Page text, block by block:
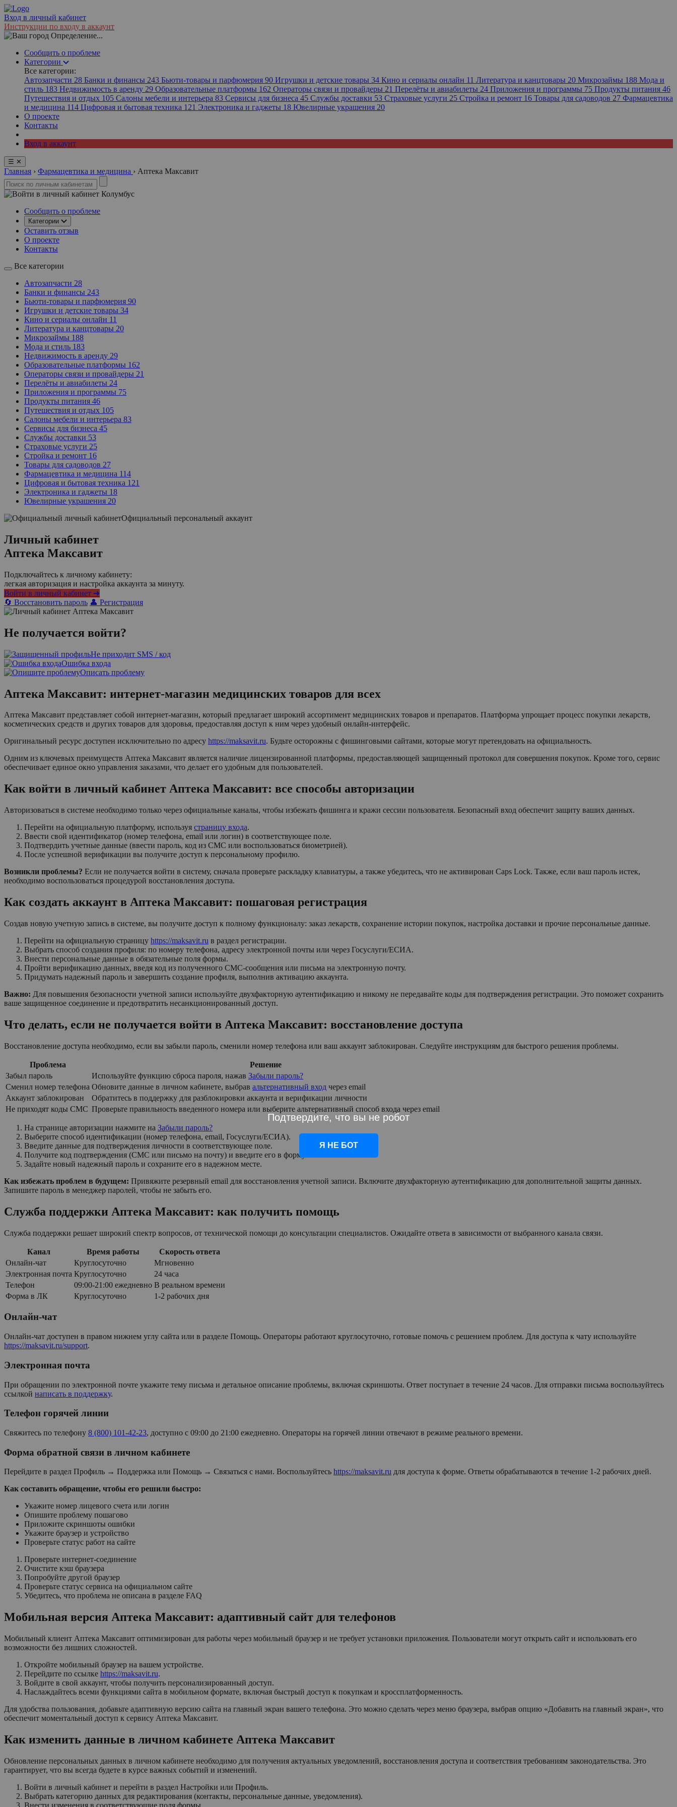
Вход в личный кабинет
Инструкции по входу в аккаунт
Определение...
Сообщить о проблеме
Категории
Все категории:
Автозапчасти 28 Банки и финансы 243 Бьюти-товары и парфюмерия 90 Игрушки и детские товары 34 Кино и сериалы онлайн 11 Литература и канцтовары 20 Микрозаймы 188 Мода и
стиль 183 Недвижимость в аренду 29 Образовательные платформы 162 Операторы связи и провайдеры 21 Перелёты и авиабилеты 24 Приложения и программы 75 Продукты питания 46
Путешествия и отдых 105 Салоны мебели и интерьера 83 Сервисы для бизнеса 45 Службы доставки 53 Страховые услуги 25 Стройка и ремонт 16 Товары для садоводов 27 Фармацевтика
и медицина 114 Цифровая и бытовая техника 121 Электроника и гаджеты 18 Ювелирные украшения 20
О проекте
Контакты
Вход в аккаунт
☰ ✕
Главная › Фармацевтика и медицина › Аптека Максавит
Колумбус
Сообщить о проблеме
Категории
Оставить отзыв
О проекте
Контакты
Все категории
Автозапчасти 28
Банки и финансы 243
Бьюти-товары и парфюмерия 90
Игрушки и детские товары 34
Кино и сериалы онлайн 11
Литература и канцтовары 20
Микрозаймы 188
Мода и стиль 183
Недвижимость в аренду 29
Образовательные платформы 162
Операторы связи и провайдеры 21
Перелёты и авиабилеты 24
Приложения и программы 75
Продукты питания 46
Путешествия и отдых 105
Салоны мебели и интерьера 83
Сервисы для бизнеса 45
Службы доставки 53
Страховые услуги 25
Стройка и ремонт 16
Товары для садоводов 27
Фармацевтика и медицина 114
Цифровая и бытовая техника 121
Электроника и гаджеты 18
Ювелирные украшения 20
Официальный персональный аккаунт
Личный кабинет
Аптека Максавит
Подключайтесь к личному кабинету:
легкая авторизация и настройка аккаунта за минуту.
Войти в личный кабинет ➜
🔄 Восстановить пароль 👤 Регистрация
Не получается войти?
Не приходит SMS / код
Ошибка входа
Описать проблему
Аптека Максавит: интернет-магазин медицинских товаров для всех
Аптека Максавит представляет собой интернет-магазин, который предлагает широкий ассортимент медицинских товаров и препаратов. Платформа упрощает процесс покупки лекарств,
косметических средств и других товаров для здоровья, предоставляя доступ к ним через удобный онлайн-интерфейс.
Оригинальный ресурс доступен исключительно по адресу https://maksavit.ru. Будьте осторожны с фишинговыми сайтами, которые могут претендовать на официальность.
Одним из ключевых преимуществ Аптека Максавит является наличие лицензированной платформы, предоставляющей защищенный протокол для совершения покупок. Кроме того, сервис
обеспечивает единое окно управления заказами, что делает его удобным для пользователей.
Как войти в личный кабинет Аптека Максавит: все способы авторизации
Авторизоваться в системе необходимо только через официальные каналы, чтобы избежать фишинга и кражи сессии пользователя. Безопасный вход обеспечит защиту ваших данных.
Перейти на официальную платформу, используя страницу входа.
Ввести свой идентификатор (номер телефона, email или логин) в соответствующее поле.
Подтвердить учетные данные (ввести пароль, код из СМС или воспользоваться биометрией).
После успешной верификации вы получите доступ к персональному профилю.
Возникли проблемы? Если не получается войти в систему, сначала проверьте раскладку клавиатуры, а также убедитесь, что не активирован Caps Lock. Также, если ваш пароль истек,
необходимо воспользоваться процедурой восстановления доступа.
Как создать аккаунт в Аптека Максавит: пошаговая регистрация
Создав новую учетную запись в системе, вы получите доступ к полному функционалу: заказ лекарств, сохранение истории покупок, настройка доставки и прочие персональные данные.
Перейти на официальную страницу https://maksavit.ru в раздел регистрации.
Выбрать способ создания профиля: по номеру телефона, адресу электронной почты или через Госуслуги/ЕСИА.
Внести персональные данные в обязательные поля формы.
Пройти верификацию данных, введя код из полученного СМС-сообщения или письма на электронную почту.
Придумать надежный пароль и завершить создание профиля, выполнив активацию аккаунта.
Важно: Для повышения безопасности учетной записи используйте двухфакторную аутентификацию и никому не передавайте коды для подтверждения регистрации. Это поможет сохранить
ваше защищенное соединение и предотвратить несанкционированный доступ.
Что делать, если не получается войти в Аптека Максавит: восстановление доступа
Восстановление доступа необходимо, если вы забыли пароль, сменили номер телефона или ваш аккаунт заблокирован. Следуйте инструкциям для быстрого решения проблемы.
Проблема
Решение
Забыл пароль
Используйте функцию сброса пароля, нажав Забыли пароль?
Сменил номер телефона Обновите данные в личном кабинете, выбрав альтернативный вход через email
Аккаунт заблокирован
Обратитесь в поддержку для разблокировки аккаунта и верификации личности
Не приходят коды СМС Проверьте правильность введенного номера или выберите альтернативный способ входа через email
На странице авторизации нажмите на Забыли пароль?
Выберите способ идентификации (номер телефона, email, Госуслуги/ЕСИА).
Введите данные для подтверждения личности в соответствующее поле.
Получите код подтверждения (СМС или письмо на почту) и введите его в форму.
Задайте новый надежный пароль и сохраните его в надежном месте.
Как избежать проблем в будущем: Привяжите резервный email для восстановления учетной записи. Включите двухфакторную аутентификацию для дополнительной защиты данных.
Запишите пароль в менеджер паролей, чтобы не забыть его.
Служба поддержки Аптека Максавит: как получить помощь
Служба поддержки решает широкий спектр вопросов, от технической помощи до консультации специалистов. Ожидайте ответа в зависимости от выбранного канала связи.
Канал Время работы
Скорость ответа
Онлайн-чат
Круглосуточно
Мгновенно
Электронная почта Круглосуточно
24 часа
Телефон
09:00-21:00 ежедневно В реальном времени
Форма в ЛК
Круглосуточно 1-2 рабочих дня
Онлайн-чат
Онлайн-чат доступен в правом нижнем углу сайта или в разделе Помощь. Операторы работают круглосуточно, готовые помочь с решением проблем. Для доступа к чату используйте
https://maksavit.ru/support.
Электронная почта
При обращении по электронной почте укажите тему письма и детальное описание проблемы, включая скриншоты. Ответ поступает в течение 24 часов. Для отправки письма воспользуйтесь
ссылкой написать в поддержку.
Телефон горячей линии
Свяжитесь по телефону 8 (800) 101-42-23, доступно с 09:00 до 21:00 ежедневно. Операторы на горячей линии отвечают в режиме реального времени.
Форма обратной связи в личном кабинете
Перейдите в раздел Профиль → Поддержка или Помощь → Связаться с нами. Воспользуйтесь https://maksavit.ru для доступа к форме. Ответы обрабатываются в течение 1-2 рабочих дней.
Как составить обращение, чтобы его решили быстро:
Укажите номер лицевого счета или логин
Опишите проблему пошагово
Приложите скриншоты ошибки
Укажите браузер и устройство
Проверьте статус работ на сайте
Проверьте интернет-соединение
Очистите кэш браузера
Попробуйте другой браузер
Проверьте статус сервиса на официальном сайте
Убедитесь, что проблема не описана в разделе FAQ
Мобильная версия Аптека Максавит: адаптивный сайт для телефонов
Мобильный клиент Аптека Максавит оптимизирован для работы через мобильный браузер и не требует установки приложения. Пользователи могут открыть сайт и использовать его
возможности без лишних сложностей.
Откройте мобильный браузер на вашем устройстве.
Перейдите по ссылке https://maksavit.ru.
Войдите в свой аккаунт, чтобы получить персонализированный доступ.
Наслаждайтесь всеми функциями сайта в мобильном формате, включая быстрый доступ к покупкам и кроссплатформенность.
Для удобства пользования, добавьте адаптивную версию сайта на главный экран вашего телефона. Это можно сделать через меню браузера, выбрав опцию «Добавить на главный экран», что
обеспечит моментальный доступ к сервису Аптека Максавит.
Как изменить данные в личном кабинете Аптека Максавит
Обновление персональных данных в личном кабинете необходимо для получения актуальных уведомлений, восстановления доступа и соответствия требованиям законодательства. Это
гарантирует, что вы всегда будете в курсе важных событий и изменений.
Войти в личный кабинет и перейти в раздел Настройки или Профиль.
Выбрать категорию данных для редактирования (контакты, персональные данные, уведомления).
Внести изменения в соответствующие поля формы.
Подтвердите, что вы не робот
Я НЕ БОТ